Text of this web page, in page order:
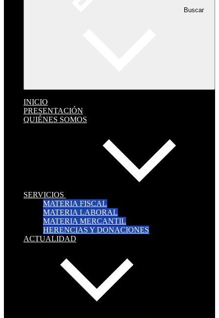
Buscar
INICIO
PRESENTACIÓN
QUIÉNES SOMOS
SERVICIOS
MATERIA FISCAL
MATERIA LABORAL
MATERIA MERCANTIL
HERENCIAS Y DONACIONES
ACTUALIDAD